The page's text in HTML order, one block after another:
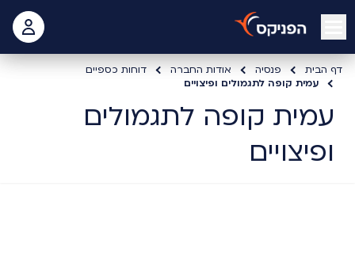
open mobile menu
דף הבית פנסיה אודות החברה
דוחות כספיים
עמית קופה לתגמולים ופיצויים
עמית קופה לתגמולים
ופיצויים